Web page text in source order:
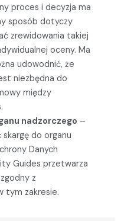
proces i decyzja ma
sposób dotyczy
zrewidowania takiej
oceny. Ma
udowodnić, że
niezbędna do
między
nadzorczego –
do organu
Danych
Guides przetwarza
z
tym zakresie.